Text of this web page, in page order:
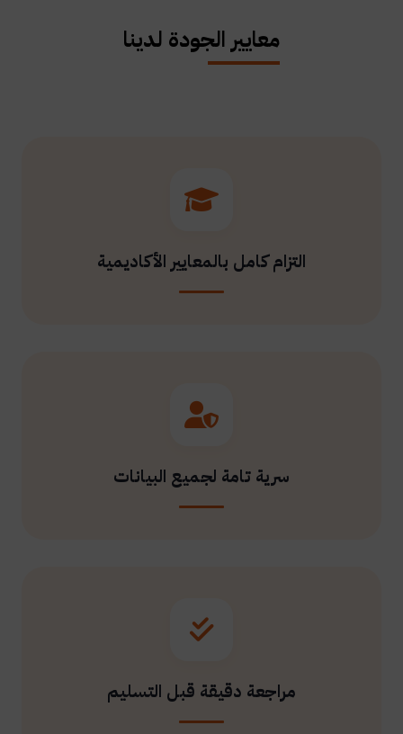
معايير الجودة لدينا
التزام كامل بالمعايير الأكاديمية
سرية تامة لجميع البيانات
مراجعة دقيقة قبل التسليم